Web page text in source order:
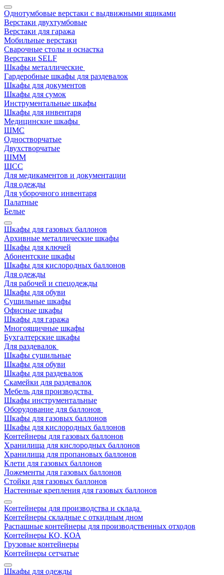
Однотумбовые верстаки с выдвижными ящиками
Верстаки двухтумбовые
Верстаки для гаража
Мобильные верстаки
Сварочные столы и оснастка
Верстаки SELF
Шкафы металлические
Гардеробные шкафы для раздевалок
Шкафы для документов
Шкафы для сумок
Инструментальные шкафы
Шкафы для инвентаря
Медицинские шкафы
ШМС
Одностворчатые
Двухстворчатые
ШММ
ШСС
Для медикаментов и документации
Для одежды
Для уборочного инвентаря
Палатные
Белые
Шкафы для газовых баллонов
Архивные металлические шкафы
Шкафы для ключей
Абонентские шкафы
Шкафы для кислородных баллонов
Для одежды
Для рабочей и спецодежды
Шкафы для обуви
Сушильные шкафы
Офисные шкафы
Шкафы для гаража
Многоящичные шкафы
Бухгалтерские шкафы
Для раздевалок
Шкафы сушильные
Шкафы для обуви
Шкафы для раздевалок
Скамейки для раздевалок
Мебель для производства
Шкафы инструментальные
Оборудование для баллонов
Шкафы для газовых баллонов
Шкафы для кислородных баллонов
Контейнеры для газовых баллонов
Хранилища для кислородных баллонов
Хранилища для пропановых баллонов
Клети для газовых баллонов
Ложементы для газовых баллонов
Стойки для газовых баллонов
Настенные крепления для газовых баллонов
Контейнеры для производства и склада
Контейнеры складные с откидным дном
Распашные контейнеры для производственных отходов
Контейнеры КО, КОА
Грузовые контейнеры
Контейнеры сетчатые
Шкафы для одежды